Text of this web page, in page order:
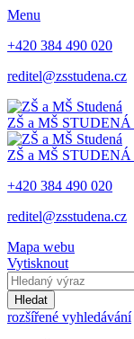
Menu
+420 384 490 020
reditel@zsstudena.cz
ZŠ a MŠ STUDENÁ
ZŠ a MŠ STUDENÁ
+420 384 490 020
reditel@zsstudena.cz
Mapa webu
Vytisknout
Hledat
rozšířené vyhledávání